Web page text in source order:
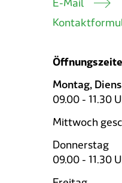
E-Mail
Montag,
09.00 - 11.30
Mittwoch
Donnerstag
09.00 - 11.30